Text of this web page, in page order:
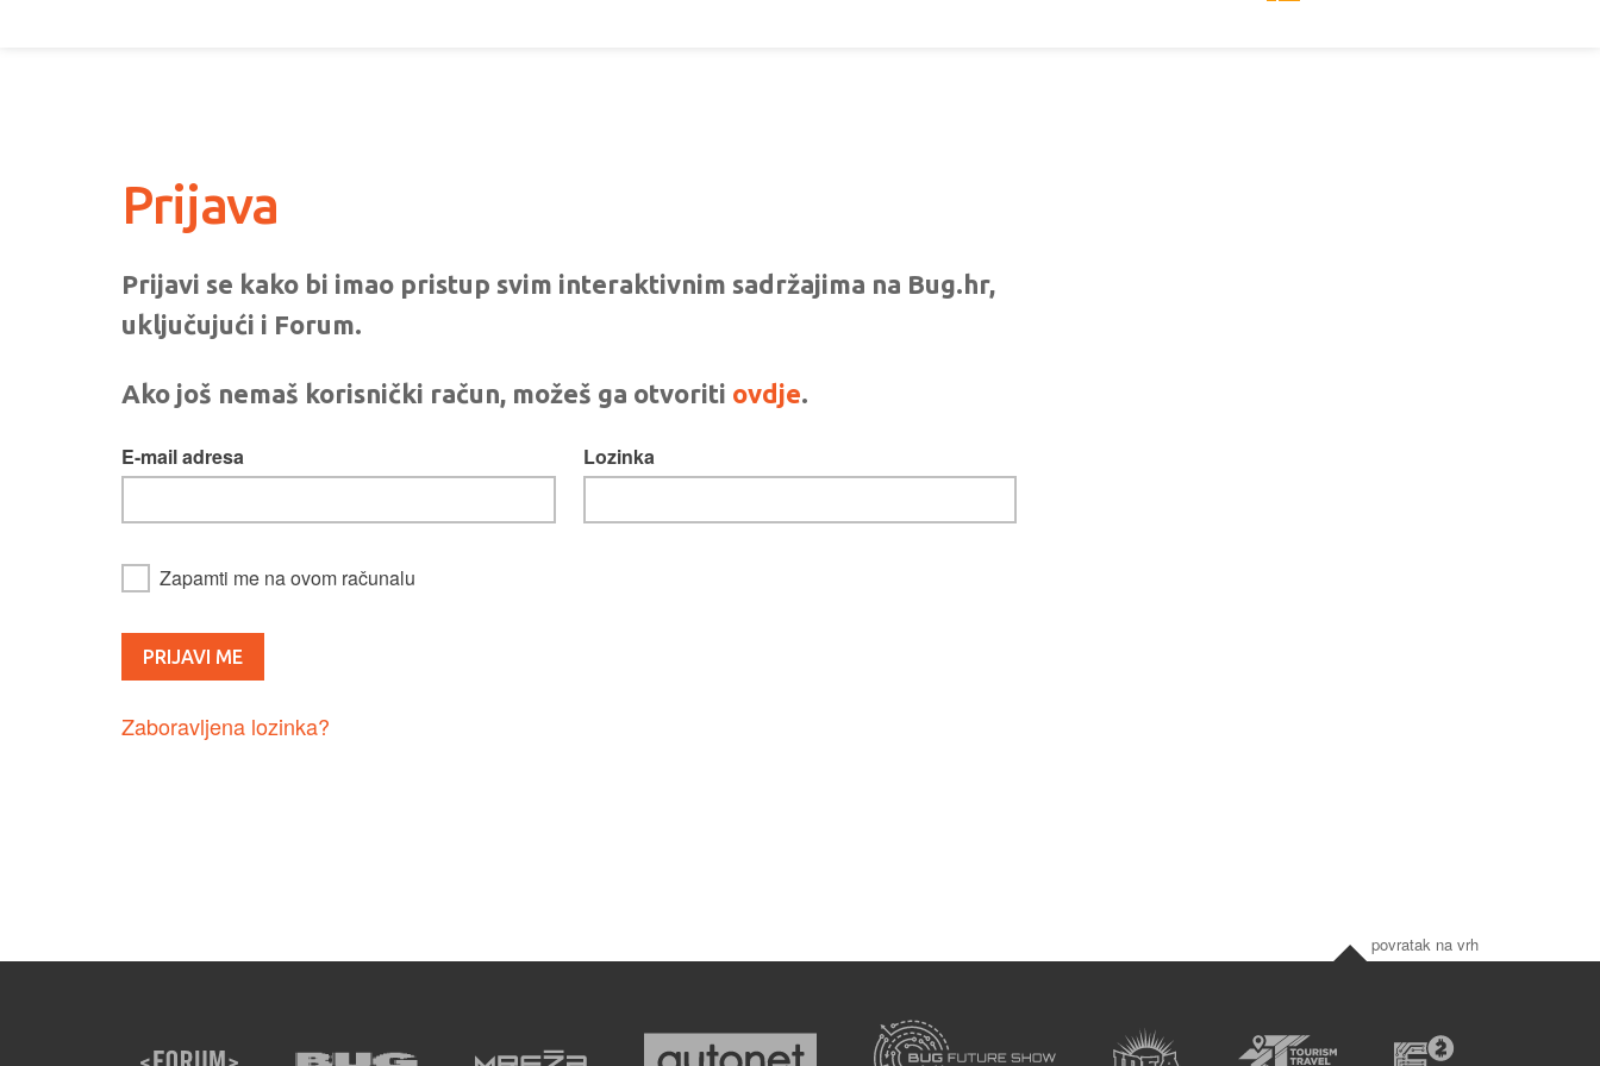
Prijava
Prijavi se kako bi imao pristup svim interaktivnim sadržajima na Bug.hr,
uključujući i Forum.
Ako još nemaš korisnički račun, možeš ga otvoriti ovdje.
E-mail adresa Lozinka
Zapamti me na ovom računalu
Zaboravljena lozinka?
povratak na vrh